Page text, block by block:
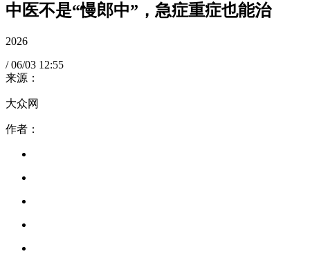
中医不是“慢郎中”，急症重症也能治
2026
/ 06/03 12:55
来源：
大众网
作者：